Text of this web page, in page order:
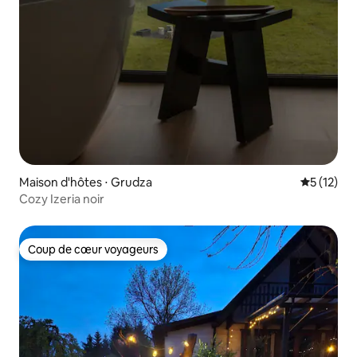
Maison d'hôtes ⋅ Grudza
5 (12)
Cozy Izeria noir
Coup de cœur voyageurs
Coup de cœur voyageurs